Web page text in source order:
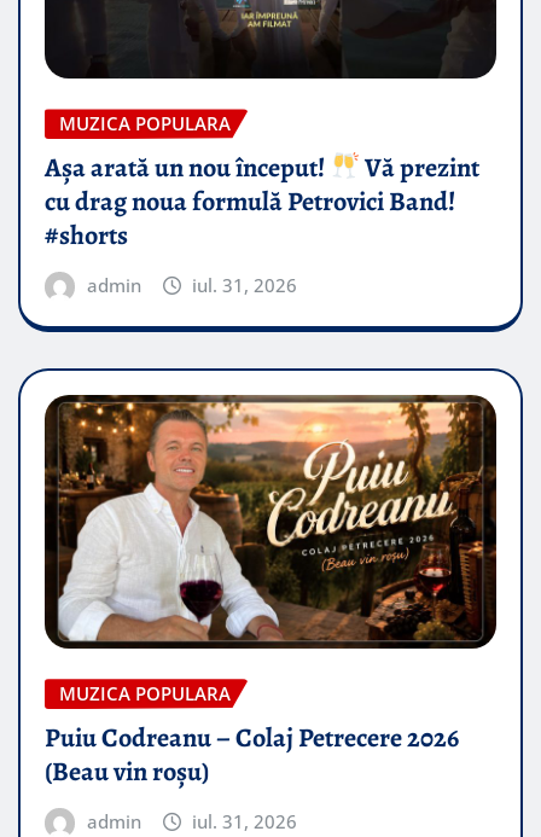
MUZICA POPULARA
Așa arată un nou început!
Vă prezint
cu drag noua formulă Petrovici Band!
#shorts
admin iul. 31, 2026
MUZICA POPULARA
Puiu Codreanu – Colaj Petrecere 2026
(Beau vin roșu)
admin iul. 31, 2026